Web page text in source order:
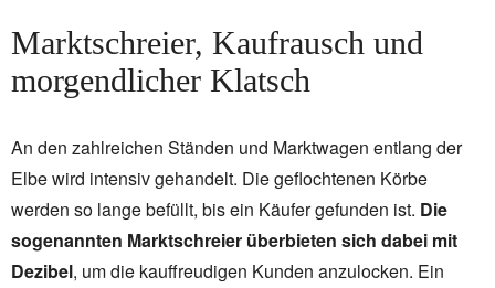
Marktschreier, Kaufrausch und
morgendlicher Klatsch
An den zahlreichen Ständen und Marktwagen entlang der
Elbe wird intensiv gehandelt. Die geflochtenen Körbe
werden so lange befüllt, bis ein Käufer gefunden ist. Die
sogenannten Marktschreier überbieten sich dabei mit
Dezibel, um die kauffreudigen Kunden anzulocken. Ein